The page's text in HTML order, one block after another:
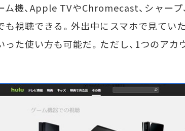
ム機、Apple TVやChromecast、シャープ
も視聴できる。外出中にスマホで見てい
った使い方も可能だ。ただし、1つのア